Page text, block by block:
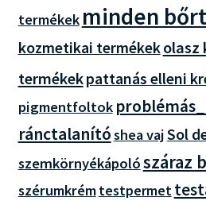
termékek minden
kozmetikai termékekolasz
termékekpattanás elleni
pigmentfoltok
ránctalanítóshea vajSol
szemkörnyékápolószáraz
szérumkrémtestpermet